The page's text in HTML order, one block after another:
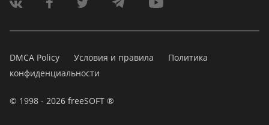
DMCA Policy Условия и правила
Политика
конфиденциальности
© 1998 - 2026 freeSOFT ®